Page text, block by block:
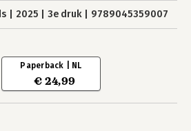
2025 3e druk 9789045359007
Paperback | NL
€ 24,99